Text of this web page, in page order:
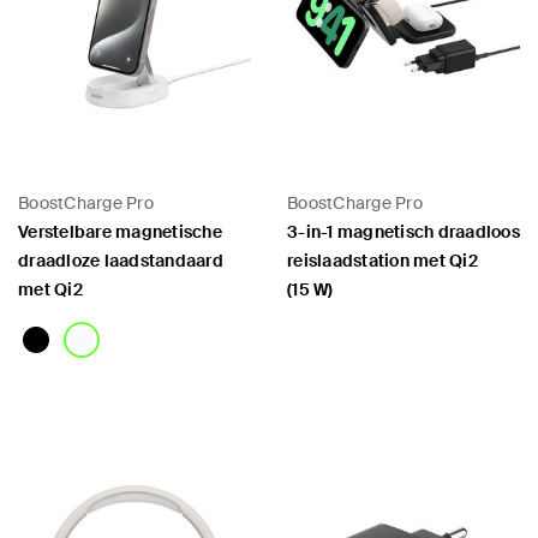
BoostCharge Pro
Verstelbare magnetische
draadloze laadstandaard
met Qi2
BoostCharge Pro
3-in-1 magnetisch draadloos
reislaadstation met Qi2
(15 W)